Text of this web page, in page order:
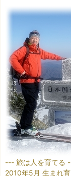
--- 旅は人を育てる
2010年5月 生まれ